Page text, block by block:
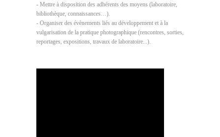
- Mettre à disposition des adhérents des moyens (laboratoire,
bibliothèque, connaissances…).
- Organiser des évènements liés au développement et à la
vulgarisation de la pratique photographique (rencontres, sorties,
reportages, expositions, travaux de laboratoire...).